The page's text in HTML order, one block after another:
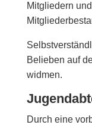
Mitgliedern
Belieben auf
widmen.
Durch eine